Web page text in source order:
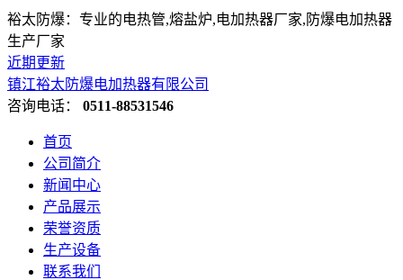
裕太防爆：专业的电热管,熔盐炉,电加热器厂家,防爆电加热器
生产厂家
近期更新
镇江裕太防爆电加热器有限公司
咨询电话： 0511-88531546
首页
公司简介
新闻中心
产品展示
荣誉资质
生产设备
联系我们